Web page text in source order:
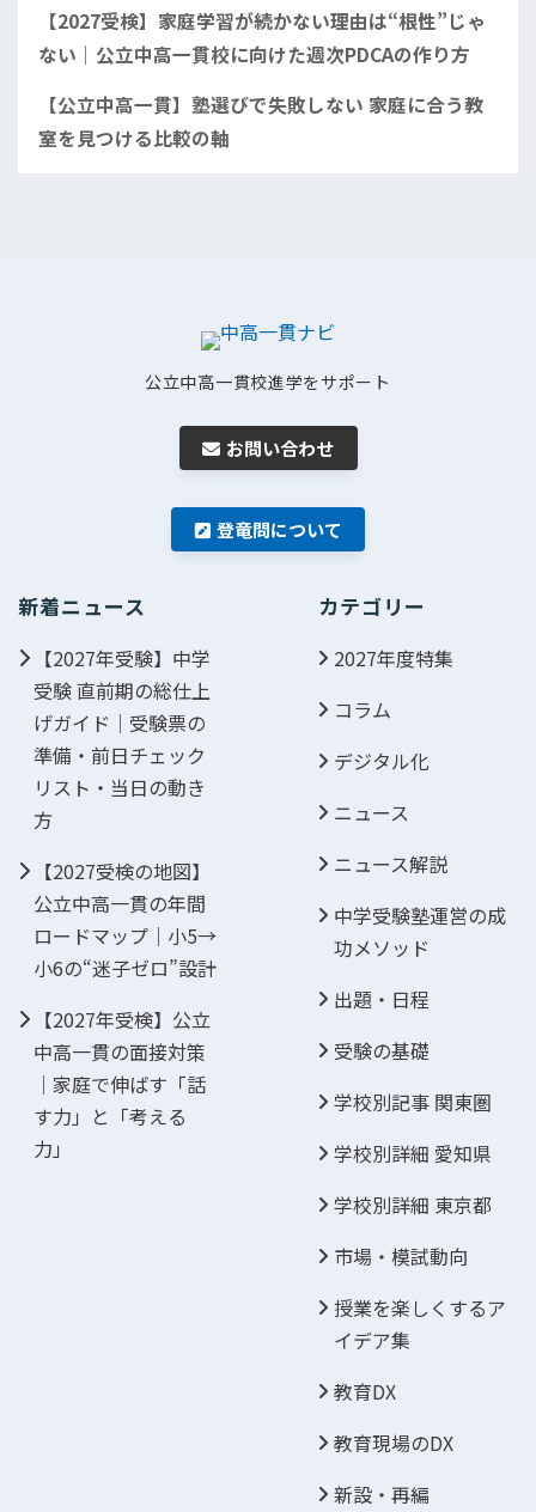
【2027受検】家庭学習が続かない理由は“根性”じゃ
ない｜公立中高一貫校に向けた週次PDCAの作り方
【公立中高一貫】塾選びで失敗しない 家庭に合う教
室を見つける比較の軸
公立中高一貫校進学をサポート
お問い合わせ
登竜問について
新着ニュース
【2027年受験】中学
受験 直前期の総仕上
げガイド｜受験票の
準備・前日チェック
リスト・当日の動き
方
【2027受検の地図】
公立中高一貫の年間
ロードマップ｜小5→
小6の“迷子ゼロ”設計
【2027年受検】公立
中高一貫の面接対策
｜家庭で伸ばす「話
す力」と「考える
力」
カテゴリー
2027年度特集
コラム
デジタル化
ニュース
ニュース解説
中学受験塾運営の成
功メソッド
出題・日程
受験の基礎
学校別記事 関東圏
学校別詳細 愛知県
学校別詳細 東京都
市場・模試動向
授業を楽しくするア
イデア集
教育DX
教育現場のDX
新設・再編